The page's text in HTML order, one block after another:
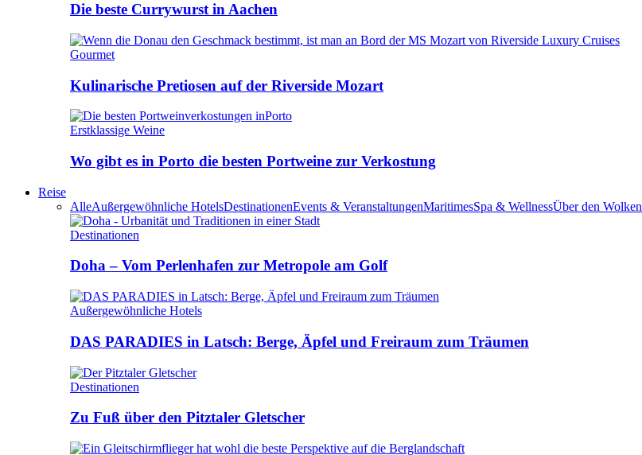
Die beste Currywurst in Aachen
Gourmet
Kulinarische Pretiosen auf der Riverside Mozart
Erstklassige Weine
Wo gibt es in Porto die besten Portweine zur Verkostung
Reise
AlleAußergewöhnliche HotelsDestinationenEvents & VeranstaltungenMaritimesSpa & WellnessÜber den Wolken
Destinationen
Doha – Vom Perlenhafen zur Metropole am Golf
Außergewöhnliche Hotels
DAS PARADIES in Latsch: Berge, Äpfel und Freiraum zum Träumen
Destinationen
Zu Fuß über den Pitztaler Gletscher